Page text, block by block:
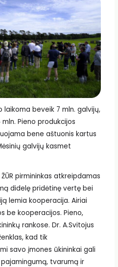
laikoma beveik 7 mln. galvijų,
Pieno produkcijos
bene aštuonis kartus
galvijų kasmet
pirmininkas atkreipdamas
didelę pridėtinę vertę bei
lemia kooperacija. Airiai
be kooperacijos. Pieno,
rankose. Dr. A.Svitojus
kad tik
savo įmones ūkininkai gali
tvarumą ir